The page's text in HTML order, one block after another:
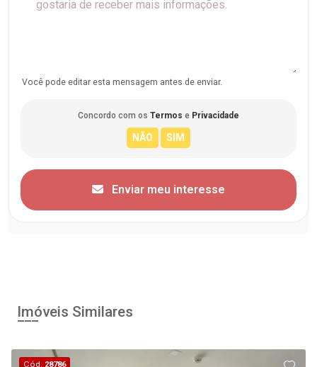
Você pode editar esta mensagem antes de enviar.
Concordo com os Termos e Privacidade
Enviar meu interesse
Imóveis Similares
Cód. 28786